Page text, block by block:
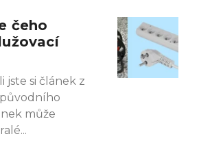
čeho
jste si článek z
může